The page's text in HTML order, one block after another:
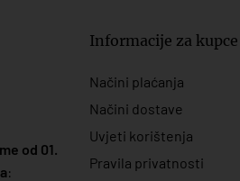
od 01.
:
Informacije za kupce
Načini plaćanja
Načini dostave
Uvjeti korištenja
Pravila privatnosti